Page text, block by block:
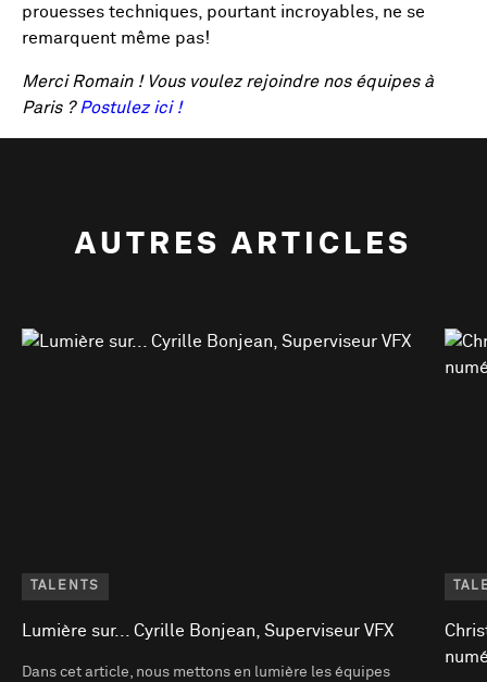
prouesses techniques, pourtant incroyables, ne se
remarquent même pas!
Merci Romain ! Vous voulez rejoindre nos équipes à
Paris ? Postulez ici !
AUTRES ARTICLES
TALENTS
Lumière sur... Cyrille Bonjean, Superviseur VFX
Dans cet article, nous mettons en lumière les équipes